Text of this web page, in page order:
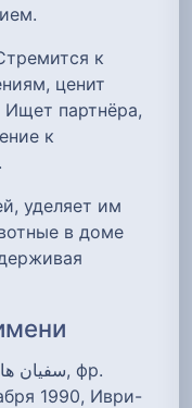
к
ценит
партнёра,
к
уделяет им
в доме
1990, Иври-